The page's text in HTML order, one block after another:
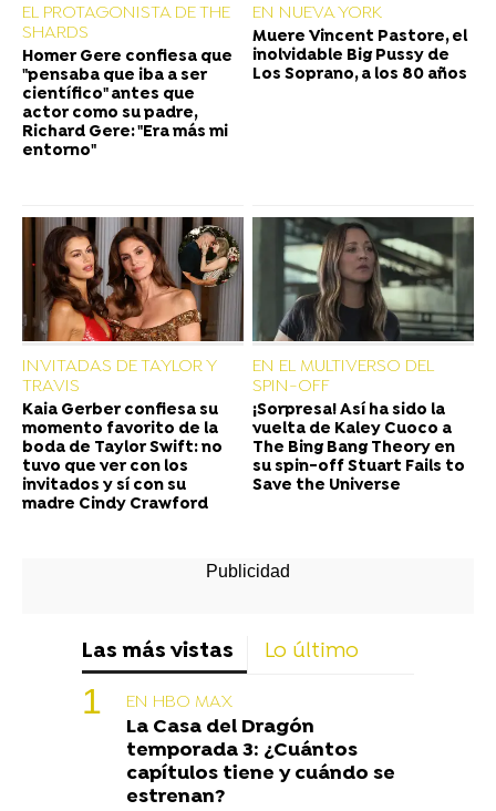
EL PROTAGONISTA DE THE
SHARDS
Homer Gere confiesa que
"pensaba que iba a ser
científico" antes que
actor como su padre,
Richard Gere: "Era más mi
entorno"
EN NUEVA YORK
Muere Vincent Pastore, el
inolvidable Big Pussy de
Los Soprano, a los 80 años
INVITADAS DE TAYLOR Y
TRAVIS
Kaia Gerber confiesa su
momento favorito de la
boda de Taylor Swift: no
tuvo que ver con los
invitados y sí con su
madre Cindy Crawford
EN EL MULTIVERSO DEL
SPIN-OFF
¡Sorpresa! Así ha sido la
vuelta de Kaley Cuoco a
The Bing Bang Theory en
su spin-off Stuart Fails to
Save the Universe
Las más vistas Lo último
EN HBO MAX
La Casa del Dragón
temporada 3: ¿Cuántos
capítulos tiene y cuándo se
estrenan?